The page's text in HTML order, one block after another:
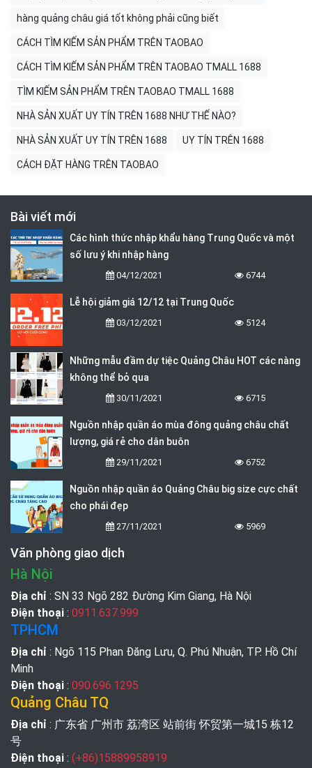
hàng quảng châu giá tốt không phải cũng biết
CÁCH TÌM KIẾM SẢN PHẨM TRÊN TAOBAO
CÁCH TÌM KIẾM SẢN PHẨM TRÊN TAOBAO TMALL 1688
TÌM KIẾM SẢN PHẨM TRÊN TAOBAO TMALL 1688
NHÀ SẢN XUẤT UY TÍN TRÊN 1688 NHƯ THẾ NÀO?
NHÀ SẢN XUẤT UY TÍN TRÊN 1688 UY TÍN TRÊN 1688
CÁCH ĐẶT HÀNG TRÊN TAOBAO
Bài viết mới
Các hình thức nhập khẩu hàng Trung Quốc và một
số lưu ý khi nhập hàng
04/12/2021 6744
Lễ hội giảm giá 12/12 tại Trung Quốc
03/12/2021 5124
Những mẫu đầm dự tiệc Quảng Châu HOT các nàng
không thể bỏ qua
30/11/2021 6715
Nguồn nhập quần áo mùa đông quảng châu chất
lượng, giá rẻ cho dân buôn
29/11/2021 6752
Nguồn nhập quần áo Quảng Châu big size cực chất
cho phái đẹp
27/11/2021 5969
Văn phòng giao dịch
Hà Nội
Địa chỉ : SN 33 Ngõ 282 Đường Kim Giang, Hà Nội
Điện thoại : 0911.637.999
TPHCM
Địa chỉ : Ngõ 115 Phan Đăng Lưu, Q. Phú Nhuận, TP. Hồ Chí
Minh
Điện thoại : 090.696.1295
Quảng Châu TQ
Địa chỉ : 广东省 广州市 荔湾区 站前街 怀贸第一城15 栋12
号
Điện thoại : (+86)15889958919